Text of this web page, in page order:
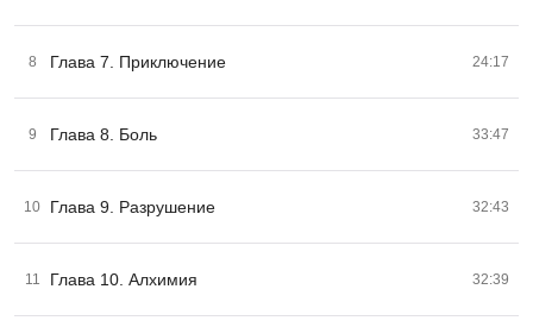
8 Глава 7. Приключение 24:17
9 Глава 8. Боль 33:47
10 Глава 9. Разрушение 32:43
11 Глава 10. Алхимия 32:39